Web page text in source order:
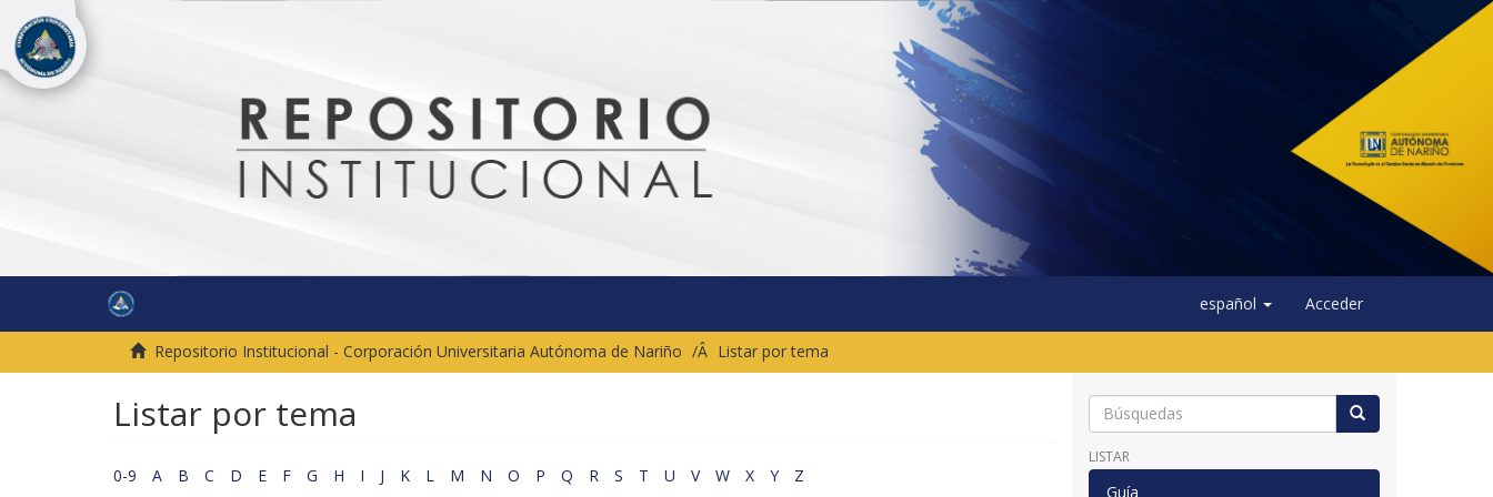
español Acceder
Repositorio Institucional - Corporación Universitaria Autónoma de Nariño Listar por tema
Listar por tema
0-9 A B C D E F G H I J K L M N O P Q R S T U V W X Y Z
LISTAR
Guía